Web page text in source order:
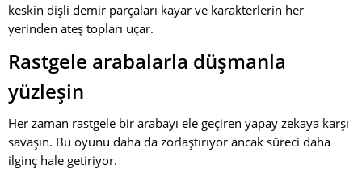
keskin dişli demir parçaları kayar ve karakterlerin her
yerinden ateş topları uçar.
Rastgele arabalarla düşmanla
yüzleşin
Her zaman rastgele bir arabayı ele geçiren yapay zekaya karşı
savaşın. Bu oyunu daha da zorlaştırıyor ancak süreci daha
ilginç hale getiriyor.